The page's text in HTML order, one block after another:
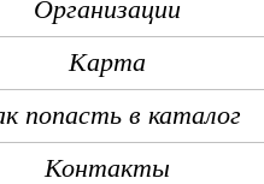
Организации
Карта
попасть в каталог
Контакты